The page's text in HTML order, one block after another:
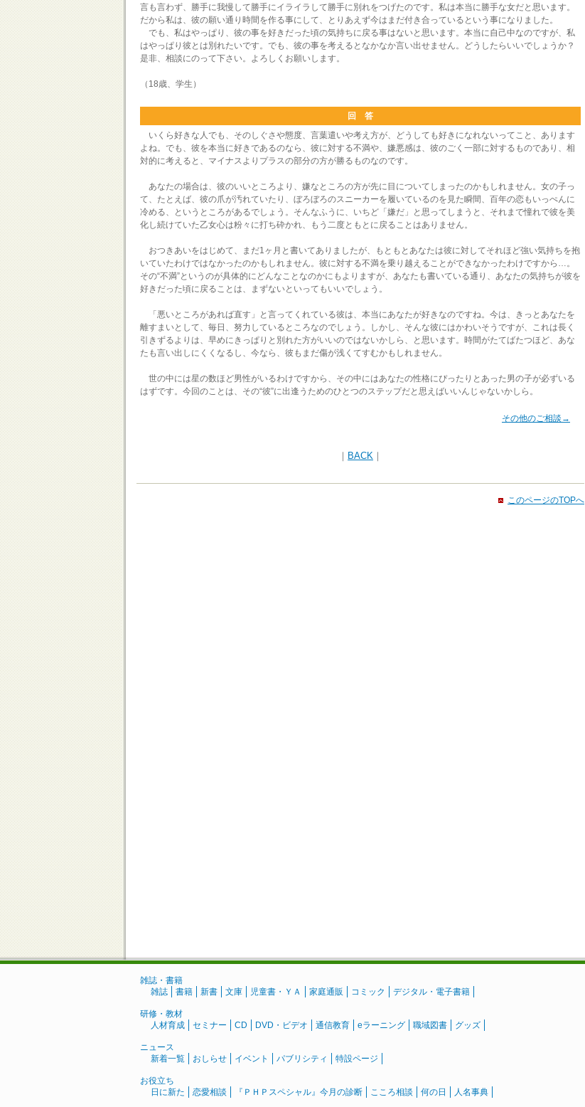
言も言わず、勝手に我慢して勝手にイライラして勝手に別れをつげたのです。私は本当に勝手な女だと思います。
だから私は、彼の願い通り時間を作る事にして、とりあえず今はまだ付き合っているという事になりました。
でも、私はやっぱり、彼の事を好きだった頃の気持ちに戻る事はないと思います。本当に自己中なのですが、私
はやっぱり彼とは別れたいです。でも、彼の事を考えるとなかなか言い出せません。どうしたらいいでしょうか？
是非、相談にのって下さい。よろしくお願いします。
（18歳、学生）
回 答
いくら好きな人でも、そのしぐさや態度、言葉遣いや考え方が、どうしても好きになれないってこと、あります
よね。でも、彼を本当に好きであるのなら、彼に対する不満や、嫌悪感は、彼のごく一部に対するものであり、相
対的に考えると、マイナスよりプラスの部分の方が勝るものなのです。
あなたの場合は、彼のいいところより、嫌なところの方が先に目についてしまったのかもしれません。女の子っ
て、たとえば、彼の爪が汚れていたり、ぼろぼろのスニーカーを履いているのを見た瞬間、百年の恋もいっぺんに
冷める、というところがあるでしょう。そんなふうに、いちど「嫌だ」と思ってしまうと、それまで憧れで彼を美
化し続けていた乙女心は粉々に打ち砕かれ、もう二度ともとに戻ることはありません。
おつきあいをはじめて、まだ1ヶ月と書いてありましたが、もともとあなたは彼に対してそれほど強い気持ちを抱
いていたわけではなかったのかもしれません。彼に対する不満を乗り越えることができなかったわけですから…。
その“不満”というのが具体的にどんなことなのかにもよりますが、あなたも書いている通り、あなたの気持ちが彼を
好きだった頃に戻ることは、まずないといってもいいでしょう。
「悪いところがあれば直す」と言ってくれている彼は、本当にあなたが好きなのですね。今は、きっとあなたを
離すまいとして、毎日、努力しているところなのでしょう。しかし、そんな彼にはかわいそうですが、これは長く
引きずるよりは、早めにきっぱりと別れた方がいいのではないかしら、と思います。時間がたてばたつほど、あな
たも言い出しにくくなるし、今なら、彼もまだ傷が浅くてすむかもしれません。
世の中には星の数ほど男性がいるわけですから、その中にはあなたの性格にぴったりとあった男の子が必ずいる
はずです。今回のことは、その“彼”に出逢うためのひとつのステップだと思えばいいんじゃないかしら。
その他のご相談→
｜ BACK ｜
このページのTOPへ
雑誌・書籍
雑誌
書籍 新書 文庫 児童書・ＹＡ 家庭通販 コミック デジタル・電子書籍
研修・教材
人材育成
セミナー CD DVD・ビデオ 通信教育 eラーニング 職域図書 グッズ
ニュース
新着一覧
おしらせ イベント パブリシティ 特設ページ
お役立ち
日に新た
恋愛相談 『ＰＨＰスペシャル』今月の診断 こころ相談 何の日 人名事典